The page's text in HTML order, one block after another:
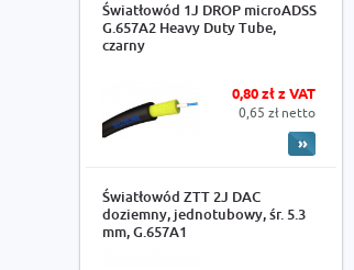
Światłowód 1J DROP microADSS
G.657A2 Heavy Duty Tube,
czarny
0,80 zł z VAT
0,65 zł netto
Światłowód ZTT 2J DAC
doziemny, jednotubowy, śr. 5.3
mm, G.657A1